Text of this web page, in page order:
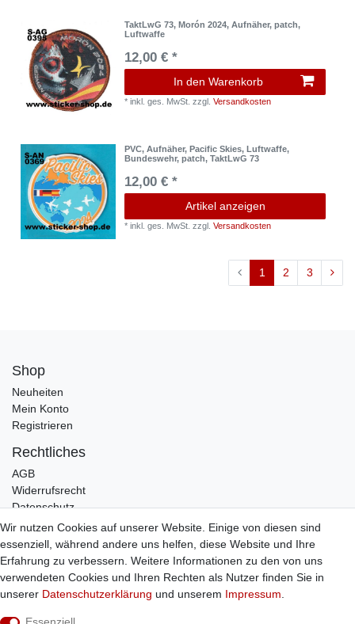
TaktLwG 73, Morón 2024, Aufnäher, patch,
Luftwaffe
12,00 € *
In den Warenkorb
*inkl. ges. MwSt. zzgl.Versandkosten
PVC, Aufnäher, Pacific Skies, Luftwaffe,
Bundeswehr, patch, TaktLwG 73
12,00 € *
Artikel anzeigen
*inkl. ges. MwSt. zzgl.Versandkosten
1 2 3
Shop
Neuheiten
Mein Konto
Registrieren
Rechtliches
AGB
Widerrufsrecht
Datenschutz
Impressum
Infos
Zahlung / Versand
Individuelle Anfertigung
Wir nutzen Cookies auf unserer Website. Einige von diesen sind
essenziell, während andere uns helfen, diese Website und Ihre
Erfahrung zu verbessern. Weitere Informationen zu den von uns
verwendeten Cookies und Ihren Rechten als Nutzer finden Sie in
unserer Daten­schutz­erklärung und unserem Impressum